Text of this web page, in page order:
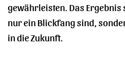
gewährleisten. Das Ergebnis
nur ein Blickfang sind,
in die Zukunft.